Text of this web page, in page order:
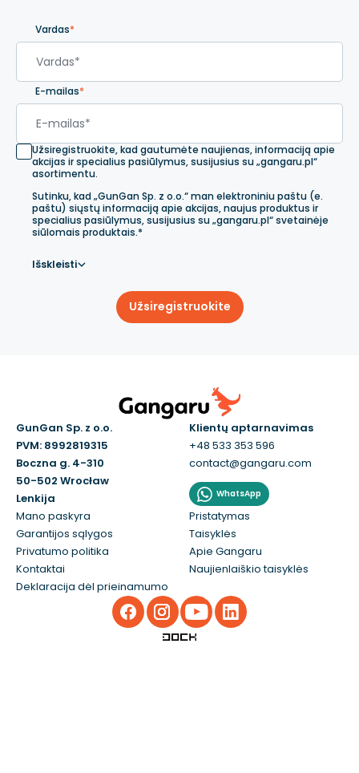
Vardas*
E-mailas*
Užsiregistruokite, kad gautumėte naujienas, informaciją apie
akcijas ir specialius pasiūlymus, susijusius su „gangaru.pl“
asortimentu.
Sutinku, kad „GunGan Sp. z o.o.“ man elektroniniu paštu (e.
paštu) siųstų informaciją apie akcijas, naujus produktus ir
specialius pasiūlymus, susijusius su „gangaru.pl“ svetainėje
siūlomais produktais.*
Išskleisti
Užsiregistruokite
GunGan Sp. z o.o.
PVM: 8992819315
Boczna g. 4-310
50-502 Wrocław
Lenkija
Klientų aptarnavimas
+48 533 353 596
contact@gangaru.com
WhatsApp
Mano paskyra
Pristatymas
Garantijos sąlygos
Taisyklės
Privatumo politika
Apie Gangaru
Kontaktai
Naujienlaiškio taisyklės
Deklaracija dėl prieinamumo